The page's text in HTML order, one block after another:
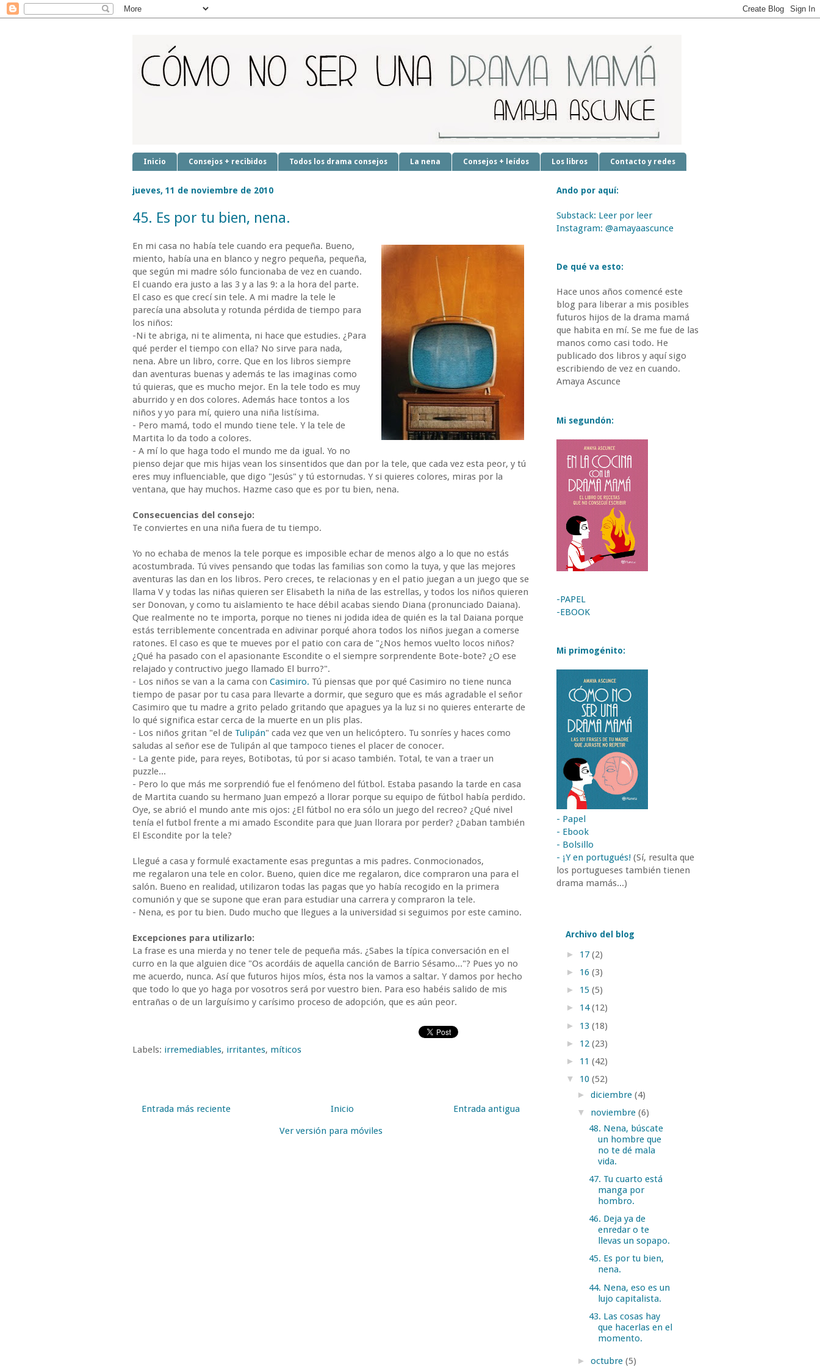
Inicio Consejos + recibidos Todos los drama consejos La nena Consejos + leídos Los libros Contacto y redes
jueves, 11 de noviembre de 2010
45. Es por tu bien, nena.
En mi casa no había tele cuando era pequeña. Bueno,
miento, había una en blanco y negro pequeña, pequeña,
que según mi madre sólo funcionaba de vez en cuando.
El cuando era justo a las 3 y a las 9: a la hora del parte.
El caso es que crecí sin tele. A mi madre la tele le
parecía una absoluta y rotunda pérdida de tiempo para
los niños:
-Ni te abriga, ni te alimenta, ni hace que estudies. ¿Para
qué perder el tiempo con ella? No sirve para nada,
nena. Abre un libro, corre. Que en los libros siempre
dan aventuras buenas y además te las imaginas como
tú quieras, que es mucho mejor. En la tele todo es muy
aburrido y en dos colores. Además hace tontos a los
niños y yo para mí, quiero una niña listísima.
- Pero mamá, todo el mundo tiene tele. Y la tele de
Martita lo da todo a colores.
- A mí lo que haga todo el mundo me da igual. Yo no
pienso dejar que mis hijas vean los sinsentidos que dan por la tele, que cada vez esta peor, y tú
eres muy influenciable, que digo "Jesús" y tú estornudas. Y si quieres colores, miras por la
ventana, que hay muchos. Hazme caso que es por tu bien, nena.
Consecuencias del consejo:
Te conviertes en una niña fuera de tu tiempo.
Yo no echaba de menos la tele porque es imposible echar de menos algo a lo que no estás
acostumbrada. Tú vives pensando que todas las familias son como la tuya, y que las mejores
aventuras las dan en los libros. Pero creces, te relacionas y en el patio juegan a un juego que se
llama V y todas las niñas quieren ser Elisabeth la niña de las estrellas, y todos los niños quieren
ser Donovan, y como tu aislamiento te hace débil acabas siendo Diana (pronunciado Daiana).
Que realmente no te importa, porque no tienes ni jodida idea de quién es la tal Daiana porque
estás terriblemente concentrada en adivinar porqué ahora todos los niños juegan a comerse
ratones. El caso es que te mueves por el patio con cara de "¿Nos hemos vuelto locos niños?
¿Qué ha pasado con el apasionante Escondite o el siempre sorprendente Bote-bote? ¿O ese
relajado y contructivo juego llamado El burro?".
- Los niños se van a la cama con Casimiro. Tú piensas que por qué Casimiro no tiene nunca
tiempo de pasar por tu casa para llevarte a dormir, que seguro que es más agradable el señor
Casimiro que tu madre a grito pelado gritando que apagues ya la luz si no quieres enterarte de
lo qué significa estar cerca de la muerte en un plis plas.
- Los niños gritan "el de Tulipán" cada vez que ven un helicóptero. Tu sonríes y haces como
saludas al señor ese de Tulipán al que tampoco tienes el placer de conocer.
- La gente pide, para reyes, Botibotas, tú por si acaso también. Total, te van a traer un
puzzle...
- Pero lo que más me sorprendió fue el fenómeno del fútbol. Estaba pasando la tarde en casa
de Martita cuando su hermano Juan empezó a llorar porque su equipo de fútbol había perdido.
Oye, se abrió el mundo ante mis ojos: ¿El fútbol no era sólo un juego del recreo? ¿Qué nivel
tenía el futbol frente a mi amado Escondite para que Juan llorara por perder? ¿Daban también
El Escondite por la tele?
Llegué a casa y formulé exactamente esas preguntas a mis padres. Conmocionados,
me regalaron una tele en color. Bueno, quien dice me regalaron, dice compraron una para el
salón. Bueno en realidad, utilizaron todas las pagas que yo había recogido en la primera
comunión y que se supone que eran para estudiar una carrera y compraron la tele.
- Nena, es por tu bien. Dudo mucho que llegues a la universidad si seguimos por este camino.
Excepciones para utilizarlo:
La frase es una mierda y no tener tele de pequeña más. ¿Sabes la típica conversación en el
curro en la que alguien dice "Os acordáis de aquella canción de Barrio Sésamo..."? Pues yo no
me acuerdo, nunca. Así que futuros hijos míos, ésta nos la vamos a saltar. Y damos por hecho
que todo lo que yo haga por vosotros será por vuestro bien. Para eso habéis salido de mis
entrañas o de un larguísimo y carísimo proceso de adopción, que es aún peor.
Labels: irremediables, irritantes, míticos
Entrada más reciente Entrada antigua
Inicio
Ver versión para móviles
Ando por aquí:
Substack: Leer por leer
Instagram: @amayaascunce
De qué va esto:
Hace unos años comencé este
blog para liberar a mis posibles
futuros hijos de la drama mamá
que habita en mí. Se me fue de las
manos como casi todo. He
publicado dos libros y aquí sigo
escribiendo de vez en cuando.
Amaya Ascunce
Mi segundón:
-PAPEL
-EBOOK
Mi primogénito:
- Papel
- Ebook
- Bolsillo
- ¡Y en portugués! (Sí, resulta que
los portugueses también tienen
drama mamás...)
Archivo del blog
► 17 (2)
► 16 (3)
► 15 (5)
► 14(12)
► 13 (18)
► 12 (23)
► 11 (42)
▼ 10 (52)
► diciembre (4)
▼ noviembre (6)
48. Nena, búscate
un hombre que
no te dé mala
vida.
47. Tu cuarto está
manga por
hombro.
46. Deja ya de
enredar o te
llevas un sopapo.
45. Es por tu bien,
nena.
44. Nena, eso es un
lujo capitalista.
43. Las cosas hay
que hacerlas en el
momento.
► octubre (5)